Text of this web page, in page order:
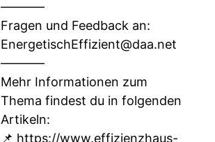
–––––––
Fragen und Feedback an:
EnergetischEffizient@daa.net
–––––––
Mehr Informationen zum
Thema findest du in folgenden
Artikeln:
📌 https://www.effizienzhaus-